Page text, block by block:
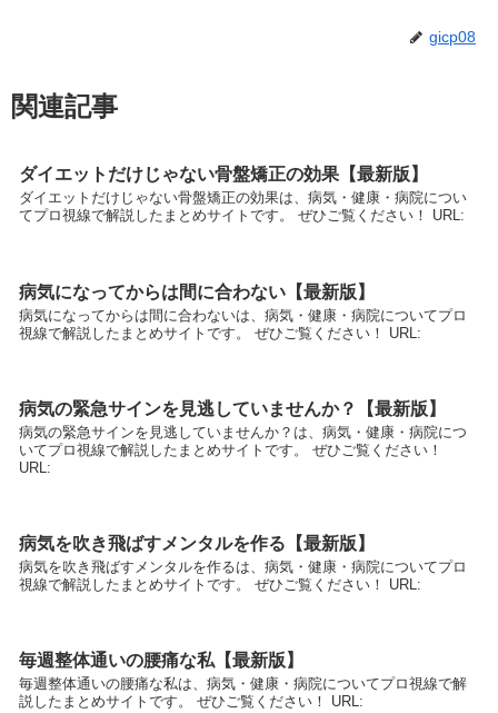
gicp08
関連記事
ダイエットだけじゃない骨盤矯正の効果【最新版】
ダイエットだけじゃない骨盤矯正の効果は、病気・健康・病院につい
てプロ視線で解説したまとめサイトです。 ぜひご覧ください！ URL:
病気になってからは間に合わない【最新版】
病気になってからは間に合わないは、病気・健康・病院についてプロ
視線で解説したまとめサイトです。 ぜひご覧ください！ URL:
病気の緊急サインを見逃していませんか？【最新版】
病気の緊急サインを見逃していませんか？は、病気・健康・病院につ
いてプロ視線で解説したまとめサイトです。 ぜひご覧ください！
URL:
病気を吹き飛ばすメンタルを作る【最新版】
病気を吹き飛ばすメンタルを作るは、病気・健康・病院についてプロ
視線で解説したまとめサイトです。 ぜひご覧ください！ URL:
毎週整体通いの腰痛な私【最新版】
毎週整体通いの腰痛な私は、病気・健康・病院についてプロ視線で解
説したまとめサイトです。 ぜひご覧ください！ URL: